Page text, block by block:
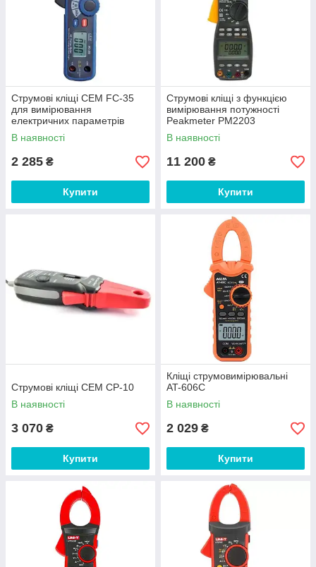
Струмові кліщі CEM FC-35
для вимірювання
електричних параметрів
В наявності
2 285 ₴
Купити
Струмові кліщі з функцією
вимірювання потужності
Peakmeter PM2203
В наявності
11 200 ₴
Купити
Струмові кліщі CEM CP-10
В наявності
3 070 ₴
Купити
Кліщі струмовимірювальні
AT-606C
В наявності
2 029 ₴
Купити